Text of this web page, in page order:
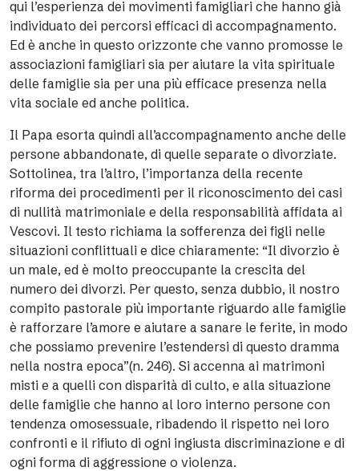
qui l’esperienza dei movimenti famigliari che hanno già
individuato dei percorsi efficaci di accompagnamento.
Ed è anche in questo orizzonte che vanno promosse le
associazioni famigliari sia per aiutare la vita spirituale
delle famiglie sia per una più efficace presenza nella
vita sociale ed anche politica.
Il Papa esorta quindi all’accompagnamento anche delle
persone abbandonate, di quelle separate o divorziate.
Sottolinea, tra l’altro, l’importanza della recente
riforma dei procedimenti per il riconoscimento dei casi
di nullità matrimoniale e della responsabilità affidata ai
Vescovi. Il testo richiama la sofferenza dei figli nelle
situazioni conflittuali e dice chiaramente: “Il divorzio è
un male, ed è molto preoccupante la crescita del
numero dei divorzi. Per questo, senza dubbio, il nostro
compito pastorale più importante riguardo alle famiglie
è rafforzare l’amore e aiutare a sanare le ferite, in modo
che possiamo prevenire l’estendersi di questo dramma
nella nostra epoca”(n. 246). Si accenna ai matrimoni
misti e a quelli con disparità di culto, e alla situazione
delle famiglie che hanno al loro interno persone con
tendenza omosessuale, ribadendo il rispetto nei loro
confronti e il rifiuto di ogni ingiusta discriminazione e di
ogni forma di aggressione o violenza.